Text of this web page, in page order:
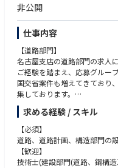
非公開
仕事内容
【道路部門】
名古屋支店の道路部門の求人に
ご経験を踏まえ、応募グルー
国交省案件も増えてきており
集しております。
■道路グループ ：道路の予備
■道路計画グループ ：交通
道路概略設計、都市計画など
■構造グループ ：橋梁設計(
ど
求める経験 / スキル
【必須】
道路、道路計画、構造部門の
【歓迎】
技術士(建設部門(道路、鋼構